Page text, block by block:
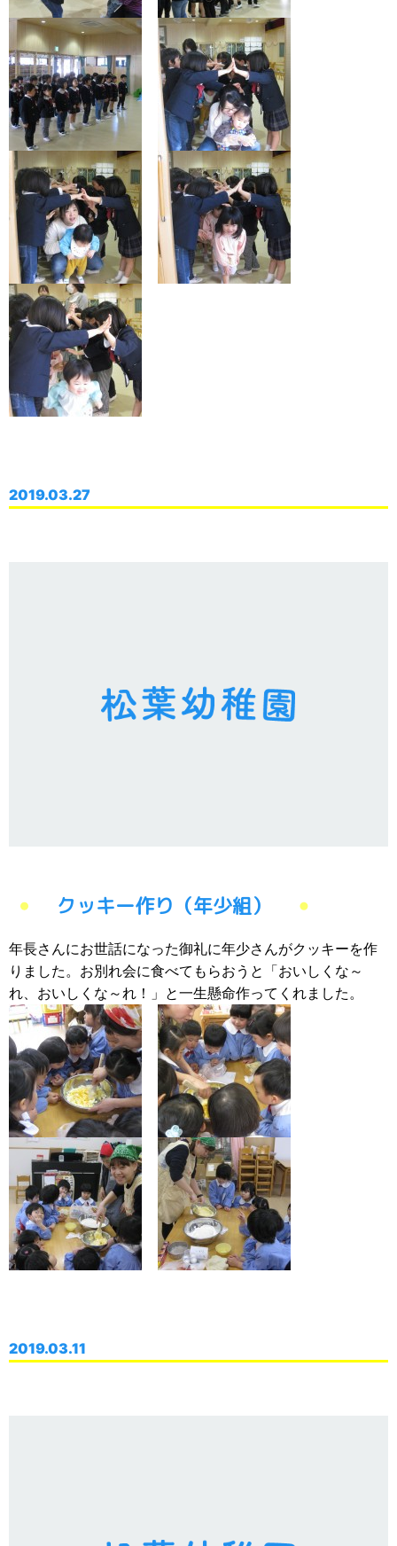
2019.03.27
クッキー作り（年少組）
年長さんにお世話になった御礼に年少さんがクッキーを作
りました。お別れ会に食べてもらおうと「おいしくな～
れ、おいしくな～れ！」と一生懸命作ってくれました。
2019.03.11